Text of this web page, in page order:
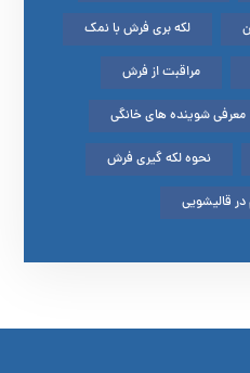
لکه بری فرش با نمک
مراقبت از فرش
معرفی شوینده های خانگی
نحوه لکه گیری فرش
قالیشویی